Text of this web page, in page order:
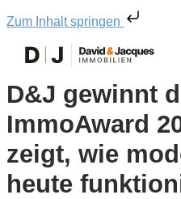
Zum Inhalt springen
D&J gewinnt
ImmoAward
zeigt, wie
heute